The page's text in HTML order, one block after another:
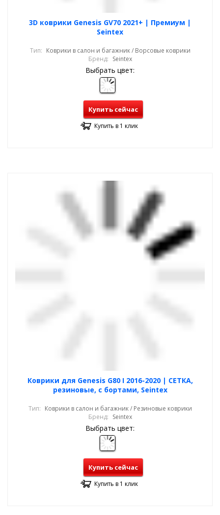
3D коврики Genesis GV70 2021+ | Премиум |
Seintex
Тип: Коврики в салон и багажник / Ворсовые коврики
Бренд: Seintex
Выбрать цвет:
Купить сейчас
Купить в 1 клик
Коврики для Genesis G80 I 2016-2020 | СЕТКА,
резиновые, с бортами, Seintex
Тип: Коврики в салон и багажник / Резиновые коврики
Бренд: Seintex
Выбрать цвет:
Купить сейчас
Купить в 1 клик